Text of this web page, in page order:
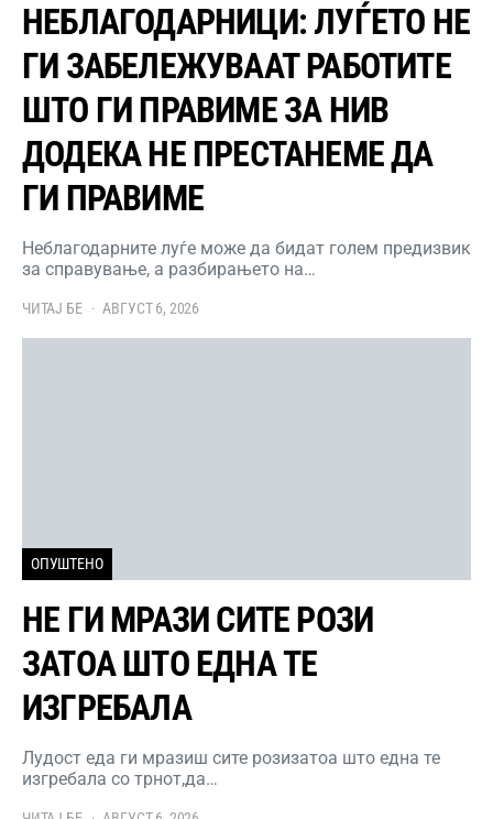
НЕБЛАГОДАРНИЦИ: ЛУЃЕТО НЕ
ГИ ЗАБЕЛЕЖУВААТ РАБОТИТЕ
ШТО ГИ ПРАВИМЕ ЗА НИВ
ДОДЕКА НЕ ПРЕСТАНЕМЕ ДА
ГИ ПРАВИМЕ
Неблагодарните луѓе може да бидат голем предизвик
за справување, а разбирањето на…
ЧИТАЈ БЕ АВГУСТ 6, 2026
ОПУШТЕНО
НЕ ГИ МРАЗИ СИТЕ РОЗИ
ЗАТОА ШТО ЕДНА ТЕ
ИЗГРЕБАЛА
Лудост еда ги мразиш сите розизатоа што една те
изгребала со трнот,да…